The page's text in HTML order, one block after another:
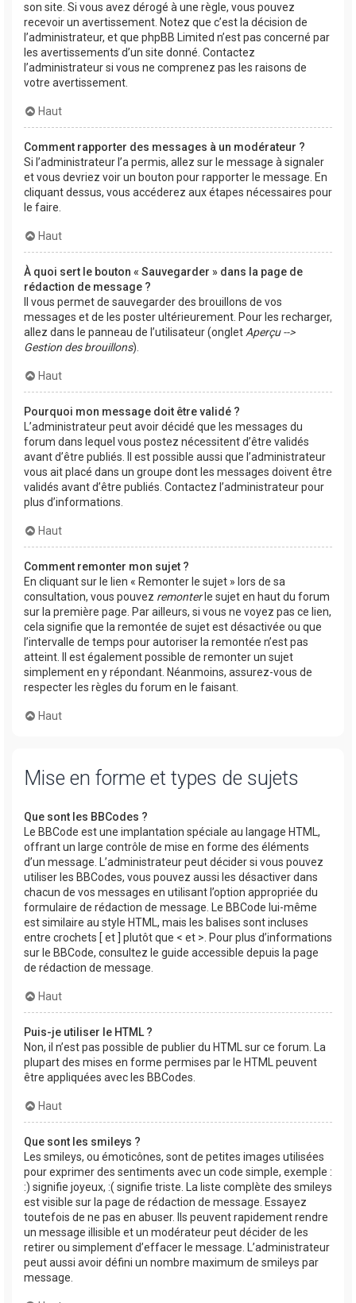
son site. Si vous avez dérogé à une règle, vous pouvez
recevoir un avertissement. Notez que c’est la décision de
l’administrateur, et que phpBB Limited n’est pas concerné par
les avertissements d’un site donné. Contactez
l’administrateur si vous ne comprenez pas les raisons de
votre avertissement.
Haut
Comment rapporter des messages à un modérateur ?
Si l’administrateur l’a permis, allez sur le message à signaler
et vous devriez voir un bouton pour rapporter le message. En
cliquant dessus, vous accéderez aux étapes nécessaires pour
le faire.
Haut
À quoi sert le bouton « Sauvegarder » dans la page de
rédaction de message ?
Il vous permet de sauvegarder des brouillons de vos
messages et de les poster ultérieurement. Pour les recharger,
allez dans le panneau de l’utilisateur (ongletAperçu -->
Gestion des brouillons).
Haut
Pourquoi mon message doit être validé ?
L’administrateur peut avoir décidé que les messages du
forum dans lequel vous postez nécessitent d’être validés
avant d’être publiés. Il est possible aussi que l’administrateur
vous ait placé dans un groupe dont les messages doivent être
validés avant d’être publiés. Contactez l’administrateur pour
plus d’informations.
Haut
Comment remonter mon sujet ?
En cliquant sur le lien « Remonter le sujet » lors de sa
consultation, vous pouvez remonterle sujet en haut du forum
sur la première page. Par ailleurs, si vous ne voyez pas ce lien,
cela signifie que la remontée de sujet est désactivée ou que
l’intervalle de temps pour autoriser la remontée n’est pas
atteint. Il est également possible de remonter un sujet
simplement en y répondant. Néanmoins, assurez-vous de
respecter les règles du forum en le faisant.
Haut
Mise en forme et types de sujets
Que sont les BBCodes ?
Le BBCode est une implantation spéciale au langage HTML,
offrant un large contrôle de mise en forme des éléments
d’un message. L’administrateur peut décider si vous pouvez
utiliser les BBCodes, vous pouvez aussi les désactiver dans
chacun de vos messages en utilisant l’option appropriée du
formulaire de rédaction de message. Le BBCode lui-même
est similaire au style HTML, mais les balises sont incluses
entre crochets [ et ] plutôt que < et >. Pour plus d’informations
sur le BBCode, consultez le guide accessible depuis la page
de rédaction de message.
Haut
Puis-je utiliser le HTML ?
Non, il n’est pas possible de publier du HTML sur ce forum. La
plupart des mises en forme permises par le HTML peuvent
être appliquées avec les BBCodes.
Haut
Que sont les smileys ?
Les smileys, ou émoticônes, sont de petites images utilisées
pour exprimer des sentiments avec un code simple, exemple :
:) signifie joyeux, :( signifie triste. La liste complète des smileys
est visible sur la page de rédaction de message. Essayez
toutefois de ne pas en abuser. Ils peuvent rapidement rendre
un message illisible et un modérateur peut décider de les
retirer ou simplement d’effacer le message. L’administrateur
peut aussi avoir défini un nombre maximum de smileys par
message.